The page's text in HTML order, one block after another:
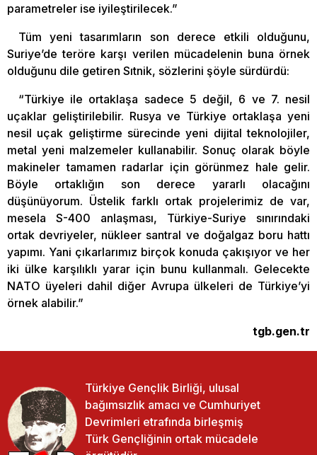
parametreler ise iyileştirilecek.”
Tüm yeni tasarımların son derece etkili olduğunu,
Suriye’de teröre karşı verilen mücadelenin buna örnek
olduğunu dile getiren Sıtnik, sözlerini şöyle sürdürdü:
“Türkiye ile ortaklaşa sadece 5 değil, 6 ve 7. nesil
uçaklar geliştirilebilir. Rusya ve Türkiye ortaklaşa yeni
nesil uçak geliştirme sürecinde yeni dijital teknolojiler,
metal yeni malzemeler kullanabilir. Sonuç olarak böyle
makineler tamamen radarlar için görünmez hale gelir.
Böyle ortaklığın son derece yararlı olacağını
düşünüyorum. Üstelik farklı ortak projelerimiz de var,
mesela S-400 anlaşması, Türkiye-Suriye sınırındaki
ortak devriyeler, nükleer santral ve doğalgaz boru hattı
yapımı. Yani çıkarlarımız birçok konuda çakışıyor ve her
iki ülke karşılıklı yarar için bunu kullanmalı. Gelecekte
NATO üyeleri dahil diğer Avrupa ülkeleri de Türkiye’yi
örnek alabilir.”
tgb.gen.tr
Türkiye Gençlik Birliği, ulusal
bağımsızlık amacı ve Cumhuriyet
Devrimleri etrafında birleşmiş
Türk Gençliğinin ortak mücadele